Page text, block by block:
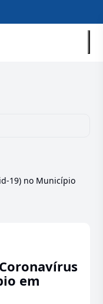
19) no Município
em